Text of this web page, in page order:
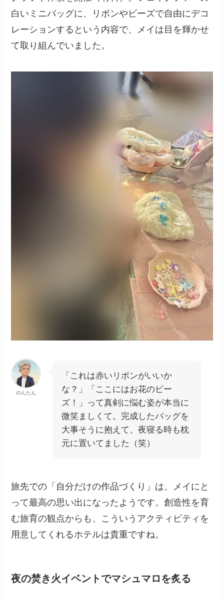
白いミニバッグに、リボンやビーズで自由にデコ
レーションするという内容で、メイは目を輝かせ
て取り組んでいました。
のんたん
「これは赤いリボンがいいか
な？」「ここにはお花のビー
ズ！」って真剣に悩む姿が本当に
微笑ましくて。完成したバッグを
大事そうに抱えて、夜寝る時も枕
元に置いてました（笑）
旅先での「自分だけの作品づくり」は、メイにと
って最高の思い出になったようです。創造性を育
む旅育の観点からも、こういうアクティビティを
用意してくれるホテルは貴重ですね。
夜の焚き火イベントでマシュマロを炙る